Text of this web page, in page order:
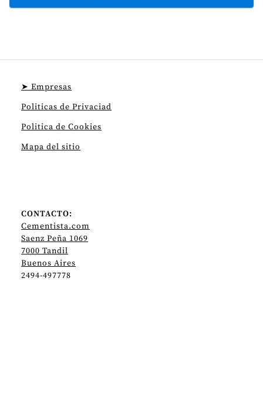
➤ Empresas
Politicas de Privaciad
Politica de Cookies
Mapa del sitio
CONTACTO:
Cementista.com
Saenz Peña 1069
7000 Tandil
Buenos Aires
2494-497778